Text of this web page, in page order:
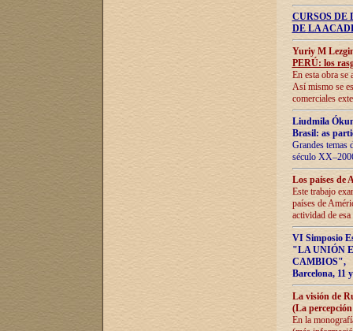
CURSOS
DE LA
Yuriy M
PERÚ: los
En esta obra se
Así mismo se
comerciales
Liudmila
Brasil: as
Grandes temas
século
Los países de
Este trabajo
países de
actividad de
VI Simposio
"LA UNIÓN
CAMBIOS",
Barcelona, 11
La visión de
(La
En la